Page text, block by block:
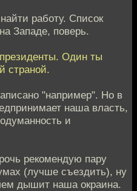
работу. Список
Западе, поверь.
Один ты
страной.
"например". Но в
наша власть,
и
рекомендую пару
(лучше съездить), ну
дышит наша окраина.